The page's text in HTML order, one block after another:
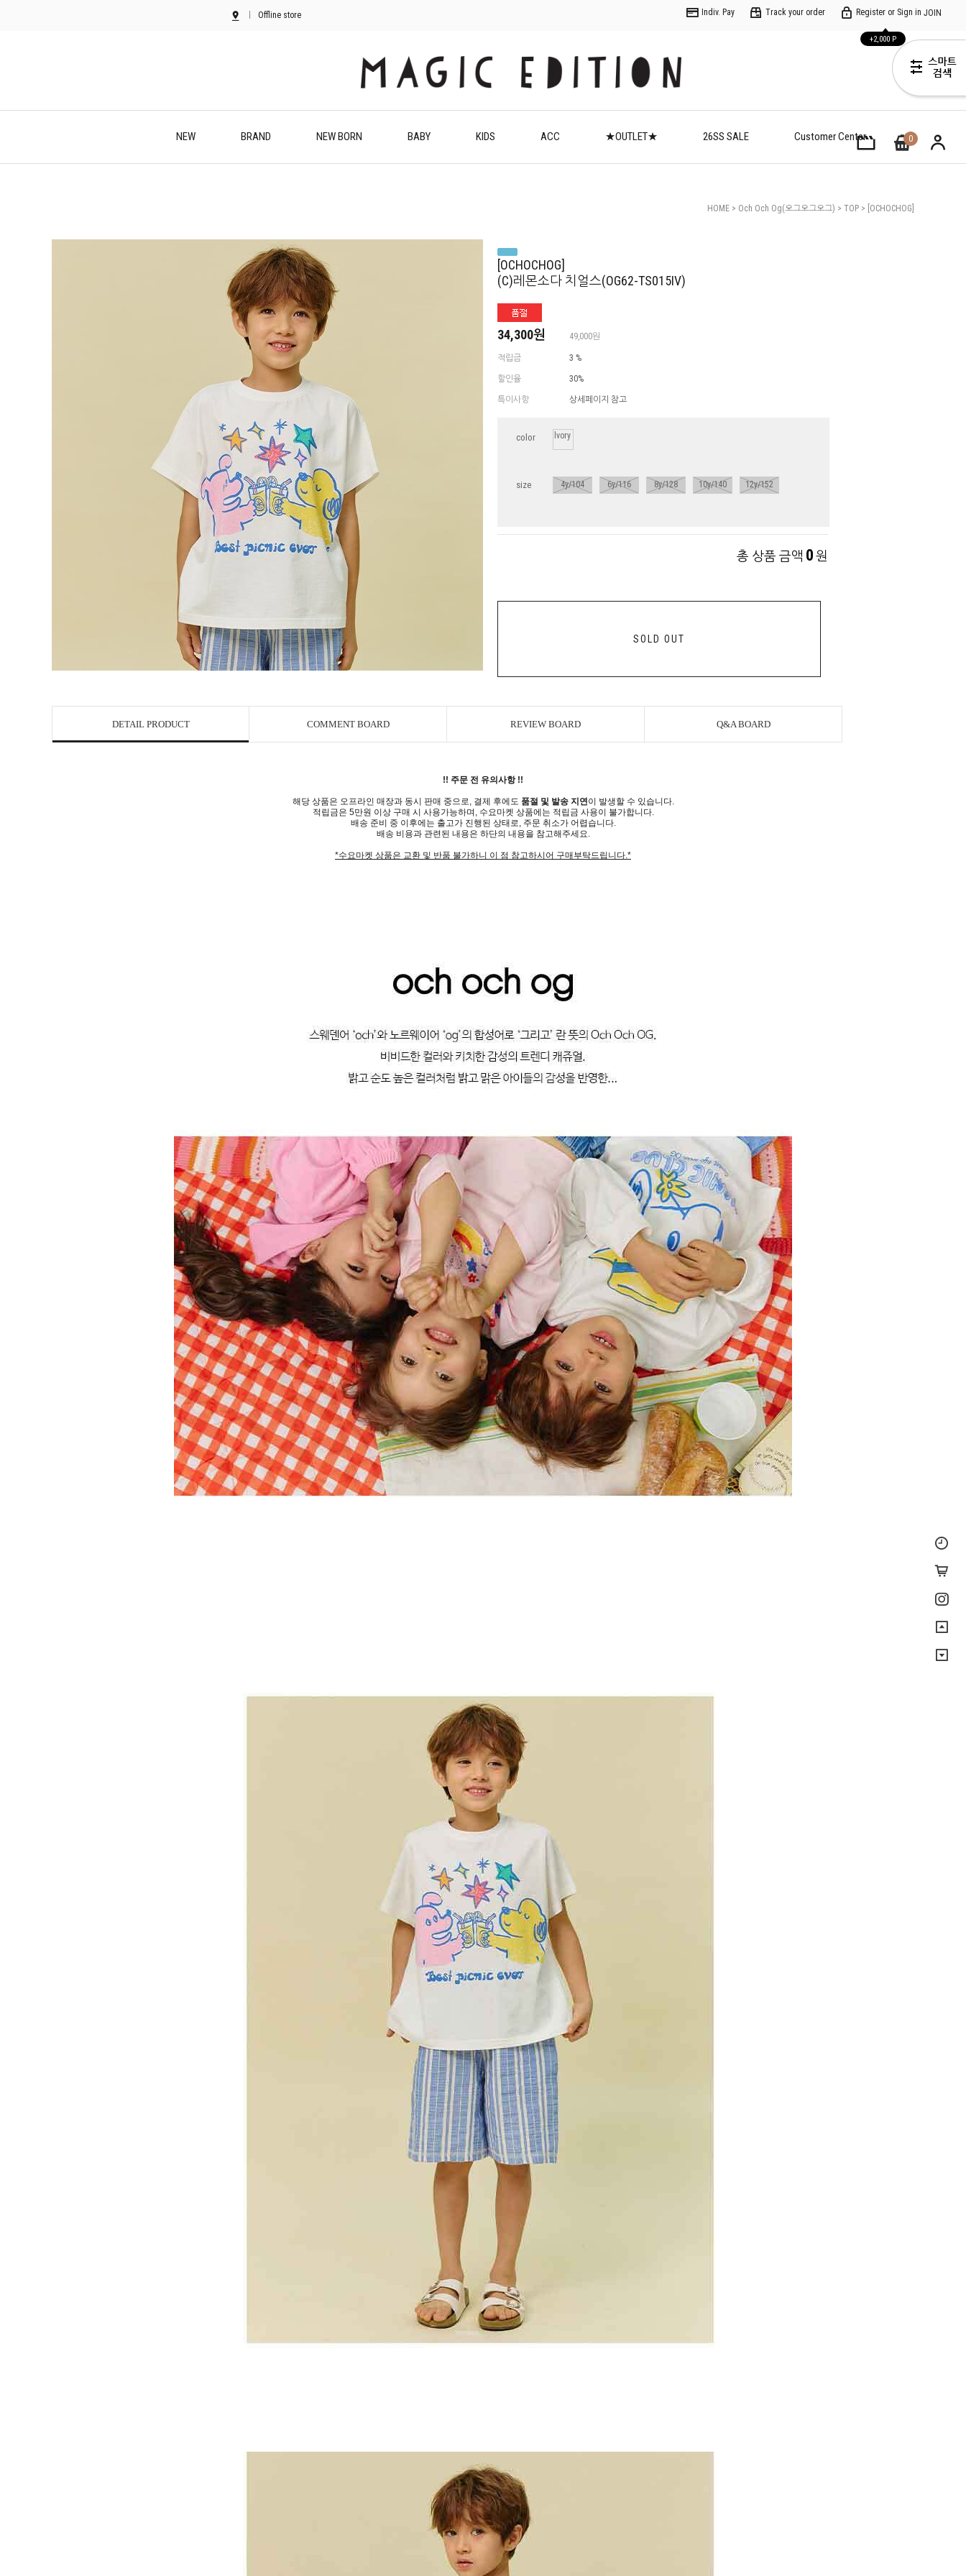
Offline store Indiv. Pay Track your order Register or Sign in JOIN
+2,000 P
NEW BRAND NEW BORN BABY KIDS ACC ★OUTLET★ 26SS SALE Customer Center 0
HOME > Och Och Og(오그오그오그) > TOP > [OCHOCHOG]
[OCHOCHOG]
(C)레몬소다 치얼스(OG62-TS015IV)
34,300원 49,000원
적립금 3 %
할인율 30%
특이사항 상세페이지 참고
color lvory
size 4y/104 6y/116 8y/128 10y/140 12y/152
총 상품 금액 0원
SOLD OUT
DETAIL PRODUCT COMMENT BOARD REVIEW BOARD Q&A BOARD
!! 주문 전 유의사항 !!
해당 상품은 오프라인 매장과 동시 판매 중으로, 결제 후에도 품절 및 발송 지연이 발생할 수 있습니다.
적립금은 5만원 이상 구매 시 사용가능하며, 수요마켓 상품에는 적립금 사용이 불가합니다.
배송 준비 중 이후에는 출고가 진행된 상태로, 주문 취소가 어렵습니다.
배송 비용과 관련된 내용은 하단의 내용을 참고해주세요.
*수요마켓 상품은 교환 및 반품 불가하니 이 점 참고하시어 구매부탁드립니다.*